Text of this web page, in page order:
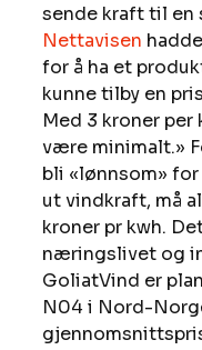
sende kraft til en
Nettavisen
for å ha et
kunne tilby en
Med 3 kroner
være minimalt.»
bli «lønnsom»
ut vindkraft, må
kroner pr kwh.
næringslivet og
GoliatVind er
N04 i Nord-